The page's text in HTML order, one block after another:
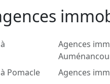
Agences
Pomacle Agences